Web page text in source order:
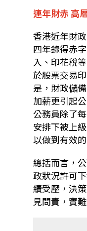
連年財赤 高
香港近年財
四年錄得赤
入、印花稅
於股票交易
是，財政儲
加薪更引起
公務員除了
安排下被上
以做到有效
總括而言，
政狀況許可
續受壓，決
見問責，實